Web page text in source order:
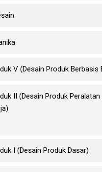
V (Desain Produk Berbasis
II (Desain Produk Peralatan
I (Desain Produk Dasar)